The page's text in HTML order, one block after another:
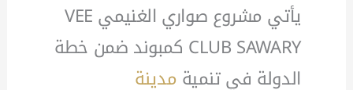
يأتي مشروع صواري الغنيمي VEE
CLUB SAWARY كمبوند ضمن خطة
الدولة في تنميةمدينة